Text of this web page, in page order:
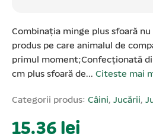
Combinația minge plus sfoară
produs pe care animalul de
primul moment;Confecționată
cm plus sfoară de... Citeste mai
Categorii produs: Câini, Jucării,
15.36 lei